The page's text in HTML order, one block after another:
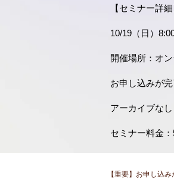
【セミナー詳細
10/19（日）
開催場所：オ
お申し込みが
アーカイブなし
セミナー料金
【重要】お申し込